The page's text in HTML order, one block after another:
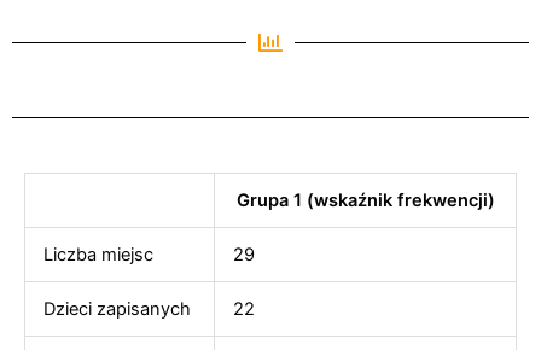
Grupa 1 (wskaźnik frekwencji)
Liczba miejsc 29
Dzieci zapisanych 22